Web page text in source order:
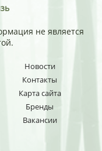
не является
Новости
Контакты
Карта сайта
Бренды
Вакансии